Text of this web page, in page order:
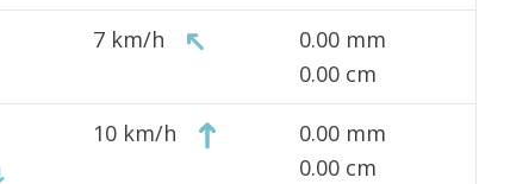
7 km/h
0.00 mm
0.00 cm
10 km/h
0.00 mm
0.00 cm